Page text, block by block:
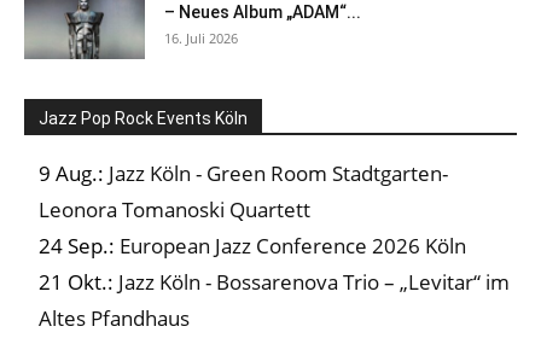
– Neues Album „ADAM“...
16. Juli 2026
Jazz Pop Rock Events Köln
9 Aug.: Jazz Köln - Green Room Stadtgarten-
Leonora Tomanoski Quartett
24 Sep.: European Jazz Conference 2026 Köln
21 Okt.: Jazz Köln - Bossarenova Trio – „Levitar“ im
Altes Pfandhaus